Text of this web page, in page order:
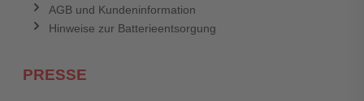
AGB und Kundeninformation
Hinweise zur Batterieentsorgung
PRESSE